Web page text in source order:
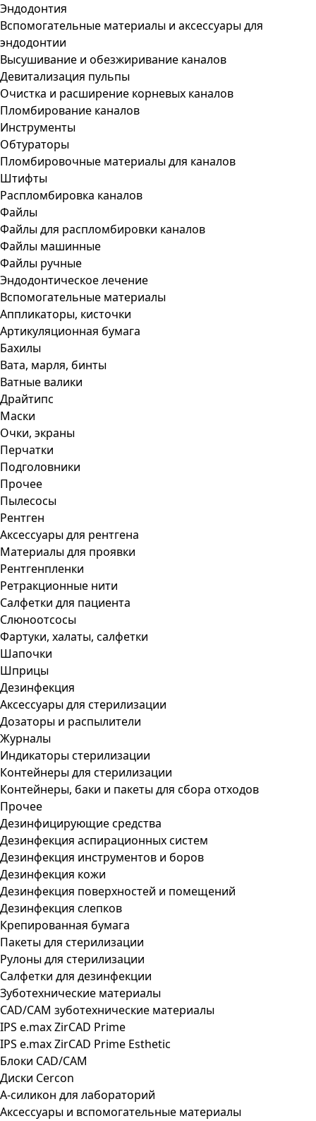
Эндодонтия
Вспомогательные материалы и аксессуары для
эндодонтии
Высушивание и обезжиривание каналов
Девитализация пульпы
Очистка и расширение корневых каналов
Пломбирование каналов
Инструменты
Обтураторы
Пломбировочные материалы для каналов
Штифты
Распломбировка каналов
Файлы
Файлы для распломбировки каналов
Файлы машинные
Файлы ручные
Эндодонтическое лечение
Вспомогательные материалы
Аппликаторы, кисточки
Артикуляционная бумага
Бахилы
Вата, марля, бинты
Ватные валики
Драйтипс
Маски
Очки, экраны
Перчатки
Подголовники
Прочее
Пылесосы
Рентген
Аксессуары для рентгена
Материалы для проявки
Рентгенпленки
Ретракционные нити
Салфетки для пациента
Слюноотсосы
Фартуки, халаты, салфетки
Шапочки
Шприцы
Дезинфекция
Аксессуары для стерилизации
Дозаторы и распылители
Журналы
Индикаторы стерилизации
Контейнеры для стерилизации
Контейнеры, баки и пакеты для сбора отходов
Прочее
Дезинфицирующие средства
Дезинфекция аспирационных систем
Дезинфекция инструментов и боров
Дезинфекция кожи
Дезинфекция поверхностей и помещений
Дезинфекция слепков
Крепированная бумага
Пакеты для стерилизации
Рулоны для стерилизации
Салфетки для дезинфекции
Зуботехнические материалы
CAD/CAM зуботехнические материалы
IPS e.max ZirCAD Prime
IPS e.max ZirCAD Prime Esthetic
Блоки CAD/CAM
Диски Cercon
А-силикон для лабораторий
Аксессуары и вспомогательные материалы